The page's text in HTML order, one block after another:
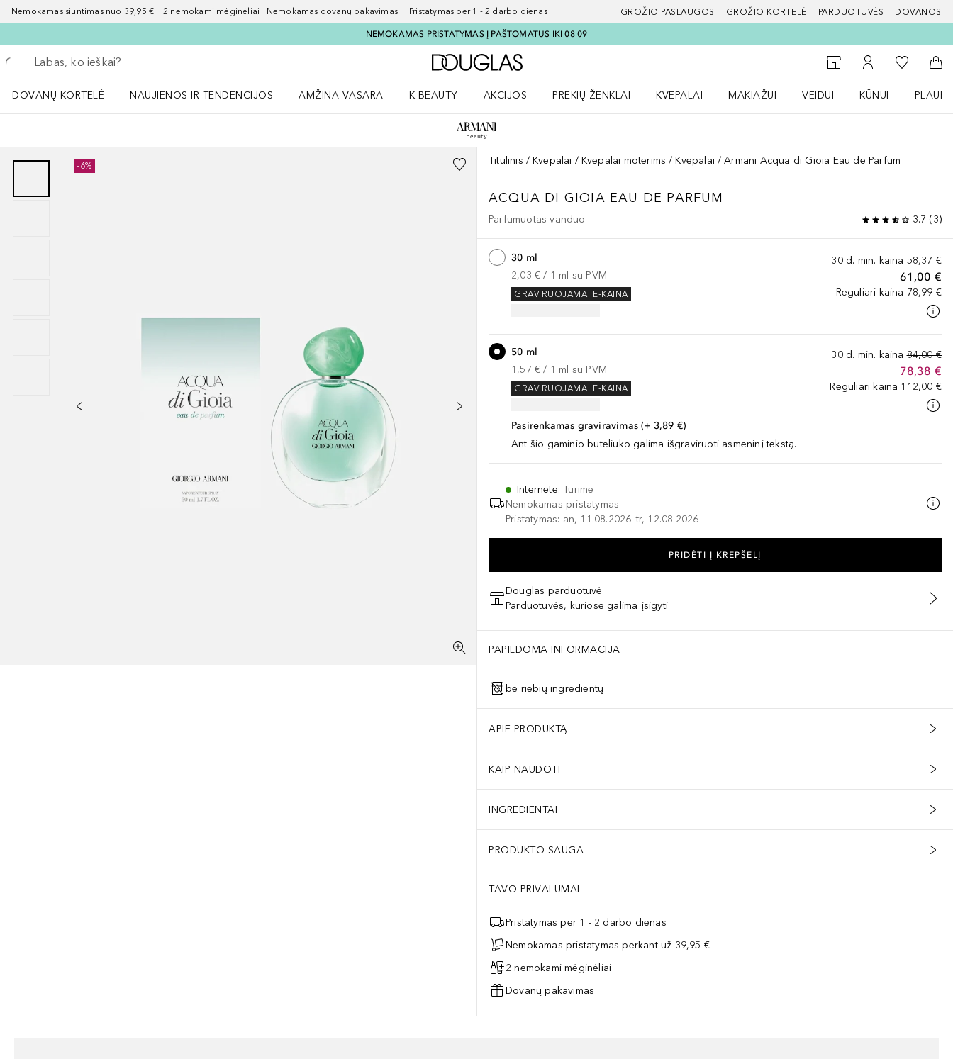
Nemokamas siuntimas nuo 39,95 € 2 nemokami mėginėliai Nemokamas dovanų pakavimas Pristatymas per 1 - 2 darbo dienas GROŽIO PASLAUGOS GROŽIO KORTELĖ PARDUOTUVĖS DOVANOS
NEMOKAMAS PRISTATYMAS Į PAŠTOMATUS IKI 08 09
Grįžk atgal
Vykdykite paiešką
Į Douglas pagrindinį puslapį
Į parduotuvių paiešką
Į mano paskyrą
Į mano
Į
DOVANŲ KORTELĖ
NAUJIENOS IR TENDENCIJOS
AMŽINA VASARA
K-BEAUTY
AKCIJOS
PREKIŲ ŽENKLAI
KVEPALAI
MAKIAŽUI
VEIDUI
KŪNUI
-6% Titulinis Kvepalai Kvepalai moterims Kvepalai Armani Acqua di Gioia Eau de Parfum
ACQUA DI GIOIA EAU DE PARFUM
Parfumuotas vanduo 3.7 (3)
30 d. min. kaina 58,37 €
61,00 €
Reguliari kaina 78,99 €
30 ml
2,03 € / 1 ml su PVM
E-KAINA
GRAVIRUOJAMA
30 d. min. kaina 84,00 €
78,38 €
Reguliari kaina 112,00 €
50 ml
1,57 € / 1 ml su PVM
E-KAINA
GRAVIRUOJAMA
Pasirenkamas graviravimas (+ 3,89 €)
Ant šio gaminio buteliuko galima išgraviruoti asmeninį tekstą.
Internete:Turime
Nemokamas pristatymas
Pristatymas: an, 11.08.2026–tr, 12.08.2026
PRIDĖTI Į KREPŠELĮ
Douglas parduotuvė
Parduotuvės, kuriose galima įsigyti
PAPILDOMA INFORMACIJA
be riebių ingredientų
APIE PRODUKTĄ
KAIP NAUDOTI
INGREDIENTAI
PRODUKTO SAUGA
TAVO PRIVALUMAI
Pristatymas per 1 - 2 darbo dienas
Nemokamas pristatymas perkant už 39,95 €
2 nemokami mėginėliai
Dovanų pakavimas